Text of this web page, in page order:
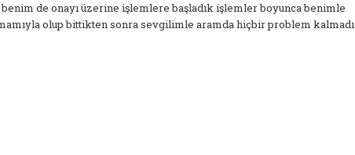
de onayı üzerine işlemlere başladık işlemler boyunca benimle
olup bittikten sonra sevgilimle aramda hiçbir problem kalmadı